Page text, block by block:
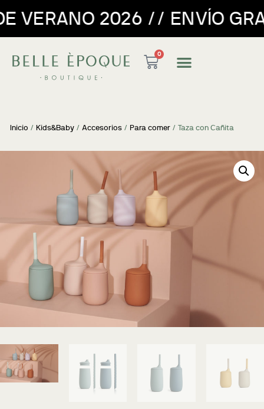
2026 // ENVÍO
0
Inicio / Kids&Baby / Accesorios / Para comer / Taza con Cañita